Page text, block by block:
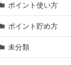
ポイント使い方
ポイント貯め方
未分類